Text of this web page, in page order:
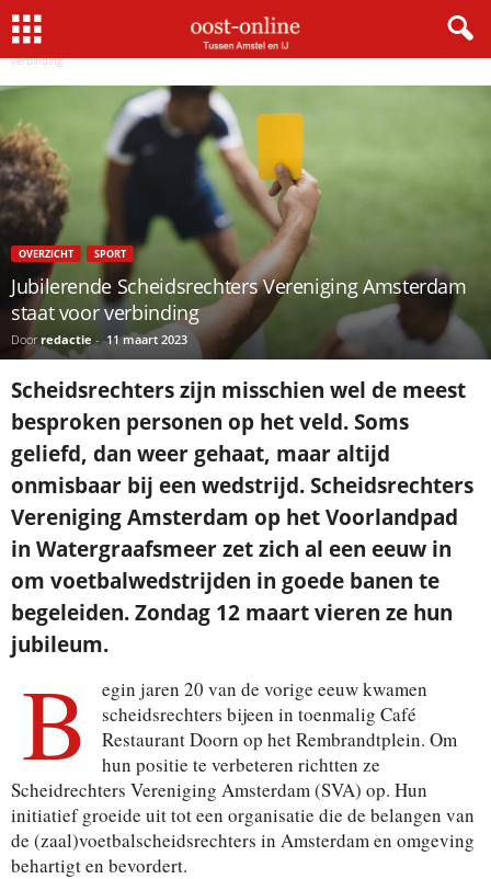
Home
Jubilerende Scheidsrechters Vereniging Amsterdam staat voor
verbinding
OVERZICHT SPORT
Jubilerende Scheidsrechters Vereniging Amsterdam
staat voor verbinding
Door redactie - 11 maart 2023
Scheidsrechters zijn misschien wel de meest
besproken personen op het veld. Soms
geliefd, dan weer gehaat, maar altijd
onmisbaar bij een wedstrijd. Scheidsrechters
Vereniging Amsterdam op het Voorlandpad
in Watergraafsmeer zet zich al een eeuw in
om voetbalwedstrijden in goede banen te
begeleiden. Zondag 12 maart vieren ze hun
jubileum.
B
egin jaren 20 van de vorige eeuw kwamen
scheidsrechters bijeen in toenmalig Café
Restaurant Doorn op het Rembrandtplein. Om
hun positie te verbeteren richtten ze
Scheidrechters Vereniging Amsterdam (SVA) op. Hun
initiatief groeide uit tot een organisatie die de belangen van
de (zaal)voetbalscheidsrechters in Amsterdam en omgeving
behartigt en bevordert.